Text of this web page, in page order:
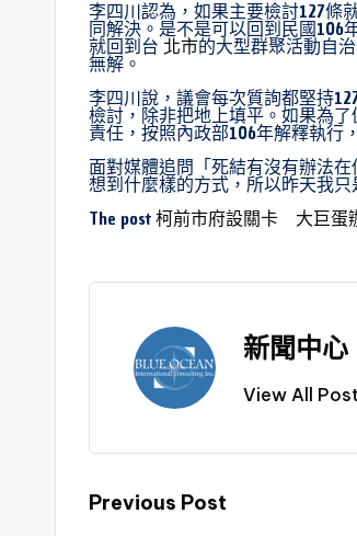
李四川認為，如果主要檢討127條
同解決。是不是可以回到民國106
就回到台 北市的大型群聚活動自
無解。
李四川說，議會每次質詢都堅持
檢討，除非把地上填平。如果為了
責任，按照內政部106年解釋執行
面對媒體追問「死結有沒有辦法
想到什麼樣的方式，所以昨天我
The post柯前市府設關卡 大巨蛋
新聞中心
View All
Previous Post